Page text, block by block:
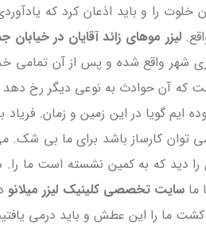
را و باید اذعان کرد که
لیزر موهای زائد آقایان در
شهر واقع شده و پس از آن تمامی
آن حوادث به نوعی دیگر رخ دهد و
ایم گویا در این زمین و زمان.
می توان کارساز باشد برای ما بی
که به کمین نشسته است ما را. در
ماسایت تخصصی کلینیک لیزر میلانو
ما را این عطش و باید درمی